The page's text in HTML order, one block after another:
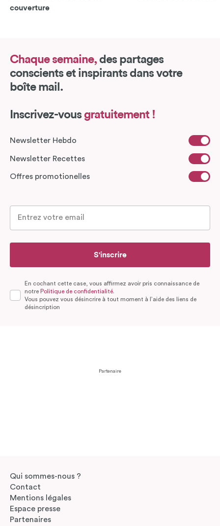
couverture
Chaque semaine, des partages
conscients et inspirants dans votre
boîte mail.
Inscrivez-vous gratuitement !
Newsletter Hebdo
Newsletter Recettes
Offres promotionelles
S'inscrire
En cochant cette case, vous affirmez avoir pris connaissance de
notre Politique de confidentialité.
Vous pouvez vous désincrire à tout moment à l’aide des liens de
désincription
Partenaire
Qui sommes-nous ?
Contact
Mentions légales
Espace presse
Partenaires